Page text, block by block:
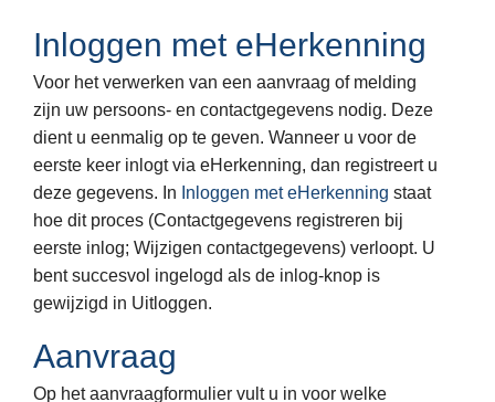
Inloggen met eHerkenning
Voor het verwerken van een aanvraag of melding
zijn uw persoons- en contactgegevens nodig. Deze
dient u eenmalig op te geven. Wanneer u voor de
eerste keer inlogt via eHerkenning, dan registreert u
deze gegevens. In Inloggen met eHerkenning staat
hoe dit proces (Contactgegevens registreren bij
eerste inlog; Wijzigen contactgegevens) verloopt. U
bent succesvol ingelogd als de inlog-knop is
gewijzigd in Uitloggen.
Aanvraag
Op het aanvraagformulier vult u in voor welke